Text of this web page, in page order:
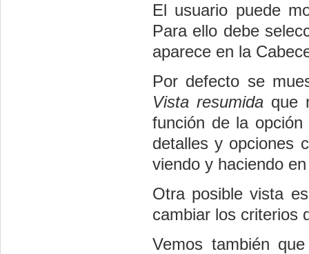
El usuario puede
Para ello debe
aparece en la
Por defecto se
Vista resumidaque
función de la
detalles y opciones
viendo y haciendo
Otra posible vista
cambiar los criterios
Vemos también